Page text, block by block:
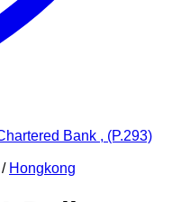
/ Hongkong